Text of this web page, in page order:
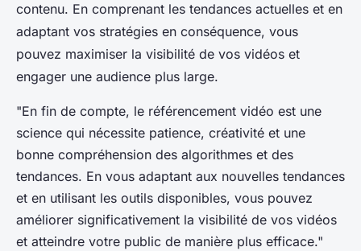
contenu. En comprenant les tendances actuelles et en
adaptant vos stratégies en conséquence, vous
pouvez maximiser la visibilité de vos vidéos et
engager une audience plus large.
"En fin de compte, le référencement vidéo est une
science qui nécessite patience, créativité et une
bonne compréhension des algorithmes et des
tendances. En vous adaptant aux nouvelles tendances
et en utilisant les outils disponibles, vous pouvez
améliorer significativement la visibilité de vos vidéos
et atteindre votre public de manière plus efficace."